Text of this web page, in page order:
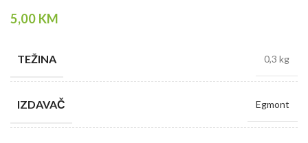
5,00 KM
TEŽINA 0,3 kg
IZDAVAČ Egmont